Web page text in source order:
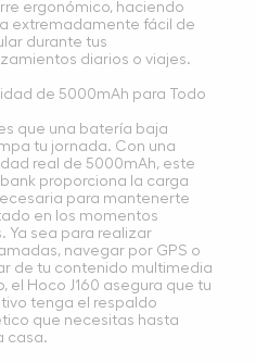
ergonómico, haciendo
extremadamente fácil de
durante tus
diarios o viajes.
de 5000mAh para Todo
que una batería baja
tu jornada. Con una
real de 5000mAh, este
proporciona la carga
para mantenerte
en los momentos
Ya sea para realizar
navegar por GPS o
de tu contenido multimedia
el Hoco J160 asegura que tu
tenga el respaldo
que necesitas hasta
casa.